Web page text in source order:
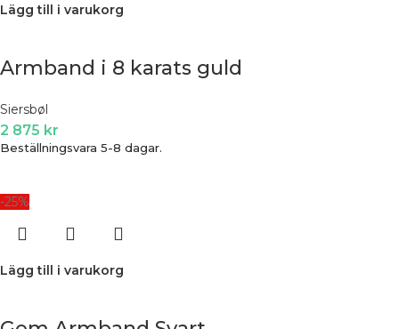
Lägg till i varukorg
Armband i 8 karats guld
Siersbøl
2 875 kr
Beställningsvara 5-8 dagar.
-25%
Lägg till i varukorg